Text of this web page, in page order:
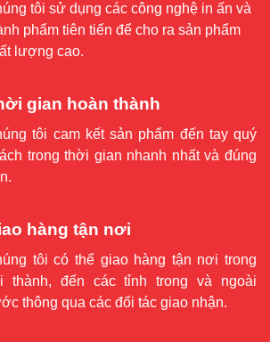
tôi sử dụng các công nghệ in ấn và
phẩm tiên tiến để cho ra sản phẩm
lượng cao.
gian hoàn thành
tôi cam kết sản phẩm đến tay quý
trong thời gian nhanh nhất và đúng
hàng tận nơi
tôi có thể giao hàng tận nơi trong
thành, đến các tỉnh trong và ngoài
thông qua các đối tác giao nhận.